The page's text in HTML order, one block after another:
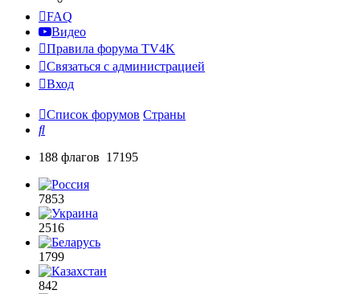
FAQ
Видео
Правила форума TV4K
Связаться с администрацией
Вход
Список форумов Страны
Поиск
188 флагов 17195
7853
2516
1799
842